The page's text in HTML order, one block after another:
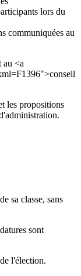
lors du
communiquées au
au <a
les propositions
sa classe, sans
sont
l'élection.